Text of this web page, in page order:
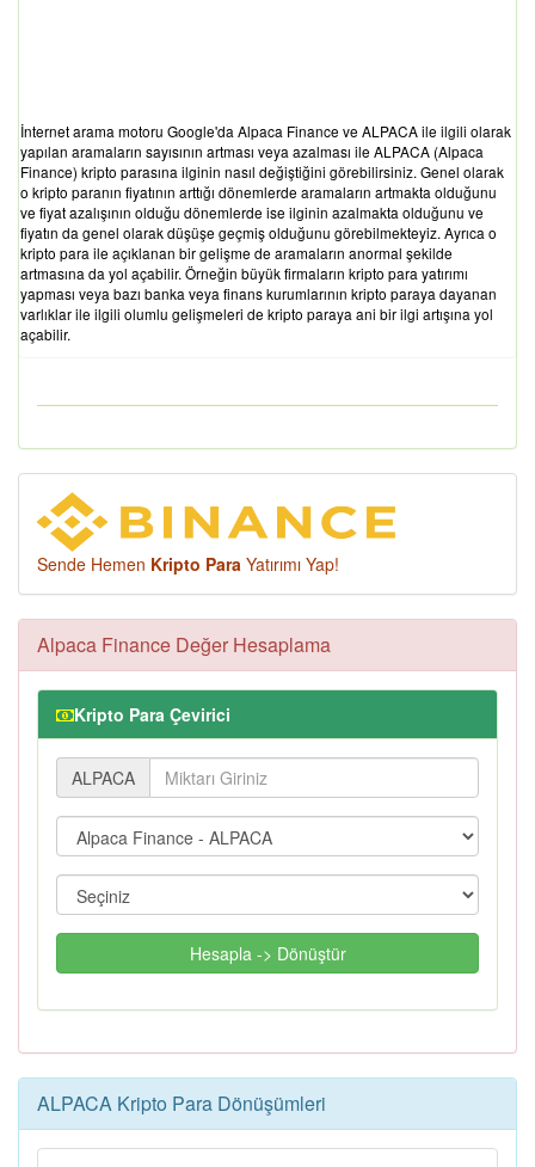
İnternet arama motoru Google'da Alpaca Finance ve ALPACA ile ilgili olarak
yapılan aramaların sayısının artması veya azalması ile ALPACA (Alpaca
Finance) kripto parasına ilginin nasıl değiştiğini görebilirsiniz. Genel olarak
o kripto paranın fiyatının arttığı dönemlerde aramaların artmakta olduğunu
ve fiyat azalışının olduğu dönemlerde ise ilginin azalmakta olduğunu ve
fiyatın da genel olarak düşüşe geçmiş olduğunu görebilmekteyiz. Ayrıca o
kripto para ile açıklanan bir gelişme de aramaların anormal şekilde
artmasına da yol açabilir. Örneğin büyük firmaların kripto para yatırımı
yapması veya bazı banka veya finans kurumlarının kripto paraya dayanan
varlıklar ile ilgili olumlu gelişmeleri de kripto paraya ani bir ilgi artışına yol
açabilir.
Sende Hemen Kripto Para Yatırımı Yap!
Alpaca Finance Değer Hesaplama
Kripto Para Çevirici
ALPACA
Hesapla -> Dönüştür
ALPACA Kripto Para Dönüşümleri